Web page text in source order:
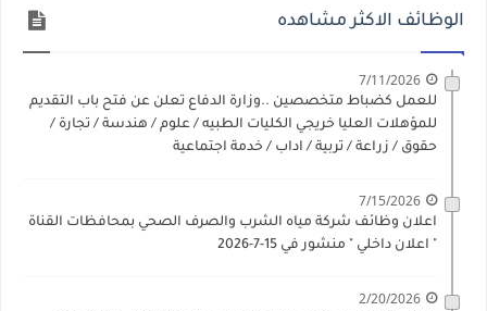
الوظائف الاكثر مشاهده
7/11/2026
للعمل كضباط متخصصين ..وزارة الدفاع تعلن عن فتح باب التقديم
للمؤهلات العليا خريجي الكليات الطبيه / علوم / هندسة / تجارة /
حقوق / زراعة / تربية / اداب / خدمة اجتماعية
7/15/2026
اعلان وظائف شركة مياه الشرب والصرف الصحي بمحافظات القناة
" اعلان داخلي " منشور في 15-7-2026
2/20/2026